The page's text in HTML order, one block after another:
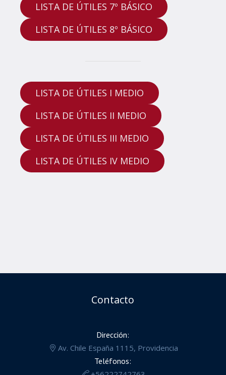
LISTA DE ÚTILES 7º BÁSICO
LISTA DE ÚTILES 8º BÁSICO
LISTA DE ÚTILES I MEDIO
LISTA DE ÚTILES II MEDIO
LISTA DE ÚTILES III MEDIO
LISTA DE ÚTILES IV MEDIO
Contacto
Dirección:
Av. Chile España 1115, Providencia
Teléfonos: